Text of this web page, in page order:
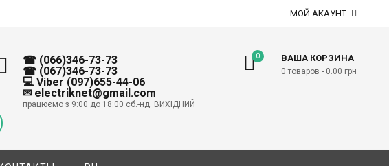
МОЙ АКАУНТ
0 ВАША КОРЗИНА
0 товаров - 0.00 грн
☎ (066)346-73-73
☎ (067)346-73-73
💻 Viber (097)655-44-06
✉ electriknet@gmail.com
працюємо з 9:00 до 18:00 сб.-нд. ВИХІДНИЙ